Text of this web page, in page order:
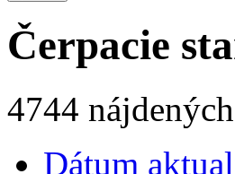
Čerpacie
4744
Dátum